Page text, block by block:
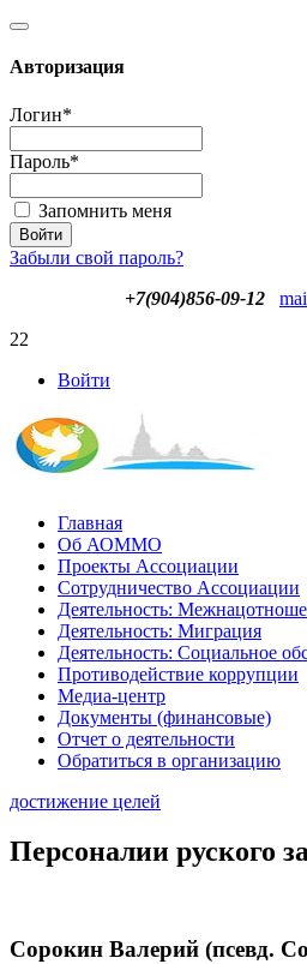
Авторизация
Логин*
Пароль*
Запомнить меня
Забыли свой пароль?
+7(904)856-09-12
22
Войти
Главная
Об АОММО
Проекты Ассоциации
Сотрудничество Ассоциации
Деятельность:
Деятельность: Миграция
Деятельность: Социальное
Противодействие коррупции
Медиа-центр
Документы (финансовые)
Отчет о деятельности
Обратиться в организацию
достижение целей
Персоналии руского
Сорокин Валерий (псевд.